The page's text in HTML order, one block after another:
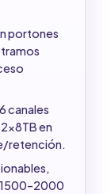
portones
canales
en
retención.
1500–2000